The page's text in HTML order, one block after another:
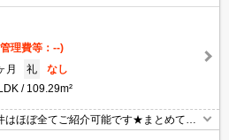
理費等：--)
月 礼
なし
109.29m²
ほぼ全てご紹介可能です★まとめてご
は情報量地域No１の★タウンハウジング